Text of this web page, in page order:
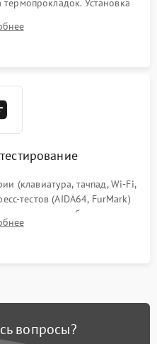
Установка
Предварительная
(клавиатура, тачпад, Wi-Fi,
тестов (AIDA64, FurMark)
режима и стабильности
нагрузкой.
вопросы?